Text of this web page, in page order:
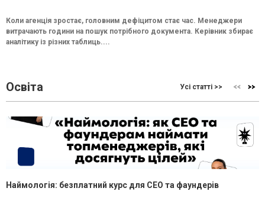
Коли агенція зростає, головним дефіцитом стає час. Менеджери
витрачають години на пошук потрібного документа. Керівник збирає
аналітику із різних таблиць....
Освіта Усі статті >>
Наймологія: безплатний курс для CEO та фаундерів